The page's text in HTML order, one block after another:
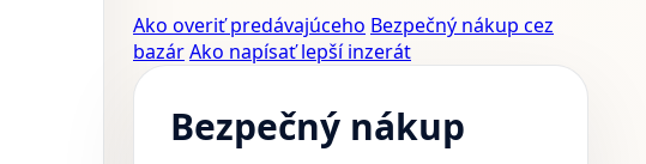
Ako overiť predávajúceho Bezpečný nákup cez
bazárAko napísať lepší inzerát
Bezpečný nákup